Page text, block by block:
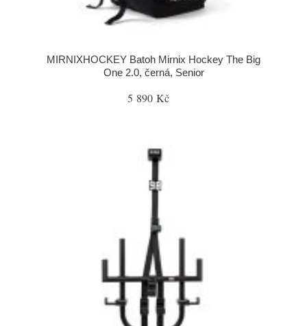
MIRNIXHOCKEY Batoh Mirnix Hockey The Big
One 2.0, černá, Senior
5 890 Kč